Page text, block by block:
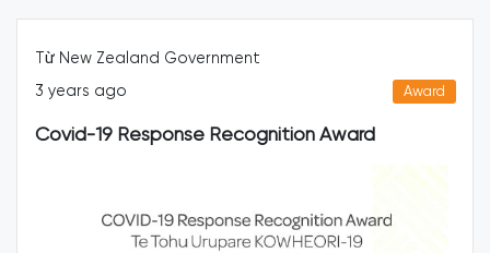
Award
Từ New Zealand Government
3 years ago
Covid-19 Response Recognition Award